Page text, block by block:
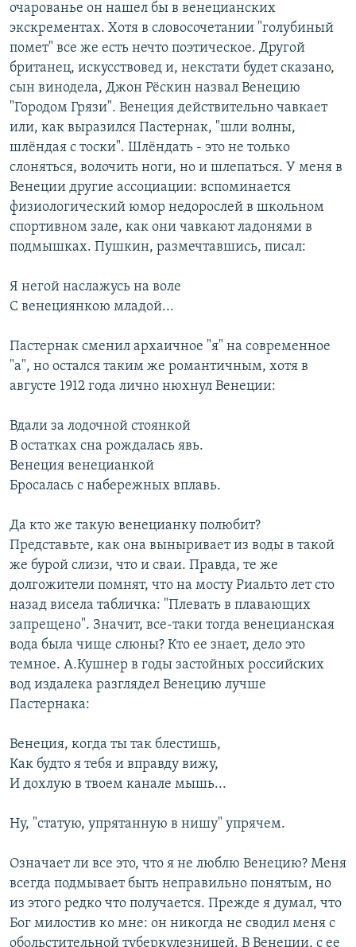
очарованье он нашел бы в венецианских
экскрементах. Хотя в словосочетании "голубиный
помет" все же есть нечто поэтическое. Другой
британец, искусствовед и, некстати будет сказано,
сын винодела, Джон Рёскин назвал Венецию
"Городом Грязи". Венеция действительно чавкает
или, как выразился Пастернак, "шли волны,
шлёндая с тоски". Шлёндать - это не только
слоняться, волочить ноги, но и шлепаться. У меня в
Венеции другие ассоциации: вспоминается
физиологический юмор недорослей в школьном
спортивном зале, как они чавкают ладонями в
подмышках. Пушкин, размечтавшись, писал:
Я негой наслажусь на воле
С венециянкою младой...
Пастернак сменил архаичное "я" на современное
"а", но остался таким же романтичным, хотя в
августе 1912 года лично нюхнул Венеции:
Вдали за лодочной стоянкой
В остатках сна рождалась явь.
Венеция венецианкой
Бросалась с набережных вплавь.
Да кто же такую венецианку полюбит?
Представьте, как она выныривает из воды в такой
же бурой слизи, что и сваи. Правда, те же
долгожители помнят, что на мосту Риальто лет сто
назад висела табличка: "Плевать в плавающих
запрещено". Значит, все-таки тогда венецианская
вода была чище слюны? Кто ее знает, дело это
темное. А.Кушнер в годы застойных российских
вод издалека разглядел Венецию лучше
Пастернака:
Венеция, когда ты так блестишь,
Как будто я тебя и вправду вижу,
И дохлую в твоем канале мышь...
Ну, "статую, упрятанную в нишу" упрячем.
Означает ли все это, что я не люблю Венецию? Меня
всегда подмывает быть неправильно понятым, но
из этого редко что получается. Прежде я думал, что
Бог милостив ко мне: он никогда не сводил меня с
обольстительной туберкулезницей. В Венеции, с ее